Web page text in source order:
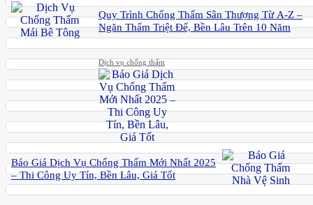
Quy Trình Chống Thấm Sân Thượng Từ A-Z –
Ngăn Thấm Triệt Để, Bền Lâu Trên 10 Năm
Dịch vụ chống thấm
Báo Giá Dịch Vụ Chống Thấm Mới Nhất 2025
– Thi Công Uy Tín, Bền Lâu, Giá Tốt